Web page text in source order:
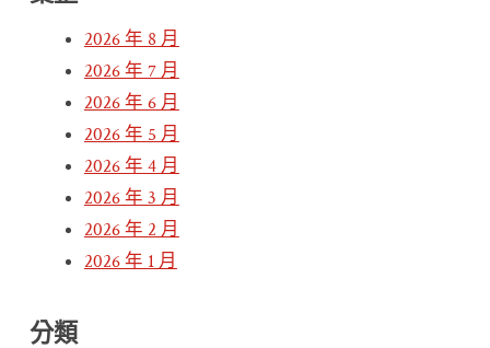
2026 年 8 月
2026 年 7 月
2026 年 6 月
2026 年 5 月
2026 年 4 月
2026 年 3 月
2026 年 2 月
2026 年 1 月
分類